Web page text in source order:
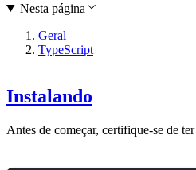
Instalando
Antes de começar, certifique-se de ter
Nesta página
Geral
TypeScript